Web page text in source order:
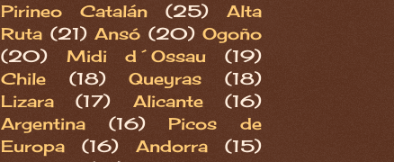
Pirineo Catalán
(25)
Alta
Ruta (21) Ansó (20) Ogoño
(20)
Midi d´Ossau
(19)
Chile
(18) Queyras
(18)
Lizara
(17) Alicante
(16)
Argentina
(16)
Picos de
Europa
(16) Andorra
(15)